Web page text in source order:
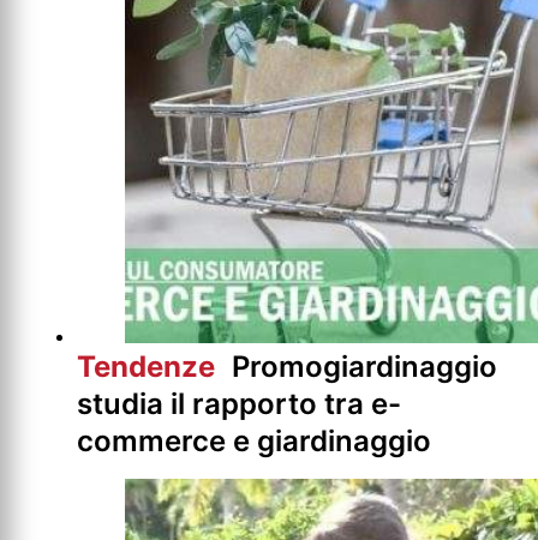
Tendenze Promogiardinaggio
studia il rapporto tra e-
commerce e giardinaggio